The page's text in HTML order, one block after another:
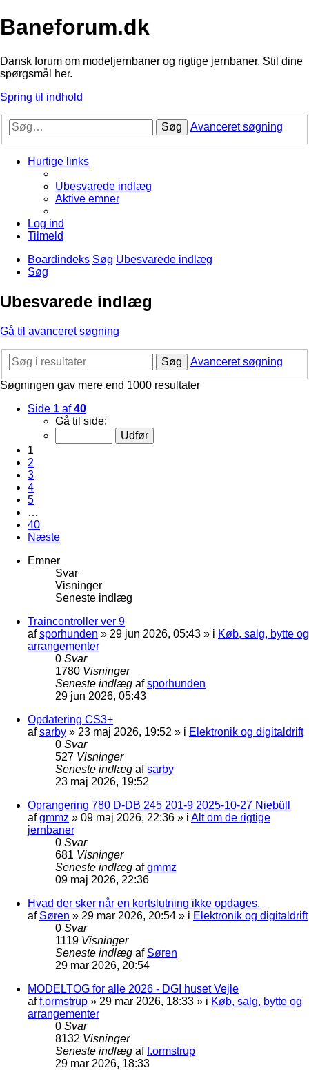
Baneforum.dk
Dansk forum om modeljernbaner og rigtige jernbaner. Stil dine
spørgsmål her.
Spring til indhold
Søg Avanceret søgning
Hurtige links
Ubesvarede indlæg
Aktive emner
Log ind
Tilmeld
Boardindeks Søg Ubesvarede indlæg
Søg
Ubesvarede indlæg
Gå til avanceret søgning
Søg
Avanceret søgning
Søgningen gav mere end 1000 resultater
Side 1 af40
Gå til side:
1
2
3
4
5
…
40
Næste
Emner
Svar
Visninger
Seneste indlæg
Traincontroller ver 9
afsporhunden » 29 jun 2026, 05:43 » i Køb, salg, bytte og
arrangementer
0 Svar
1780 Visninger
Seneste indlæg afsporhunden
29 jun 2026, 05:43
Opdatering CS3+
afsarby » 23 maj 2026, 19:52 » i Elektronik og digitaldrift
0 Svar
527 Visninger
Seneste indlæg afsarby
23 maj 2026, 19:52
Oprangering 780 D-DB 245 201-9 2025-10-27 Niebüll
afgmmz » 09 maj 2026, 22:36 » i Alt om de rigtige
jernbaner
0 Svar
681 Visninger
Seneste indlæg afgmmz
09 maj 2026, 22:36
Hvad der sker når en kortslutning ikke opdages.
af Søren » 29 mar 2026, 20:54 » i Elektronik og digitaldrift
0 Svar
1119 Visninger
Seneste indlæg af Søren
29 mar 2026, 20:54
MODELTOG for alle 2026 - DGI huset Vejle
aff.ormstrup » 29 mar 2026, 18:33 » i Køb, salg, bytte og
arrangementer
0 Svar
8132 Visninger
Seneste indlæg aff.ormstrup
29 mar 2026, 18:33